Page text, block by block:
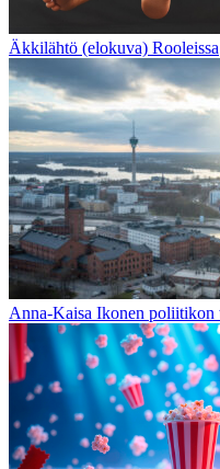
Äkkilähtö (elokuva) Rooleissa
Anna-Kaisa Ikonen poliitikon